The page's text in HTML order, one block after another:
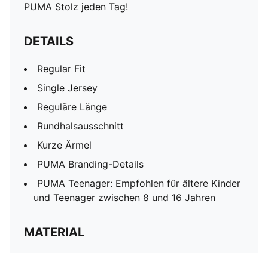
PUMA Stolz jeden Tag!
DETAILS
Regular Fit
Single Jersey
Reguläre Länge
Rundhalsausschnitt
Kurze Ärmel
PUMA Branding-Details
PUMA Teenager: Empfohlen für ältere Kinder
und Teenager zwischen 8 und 16 Jahren
MATERIAL